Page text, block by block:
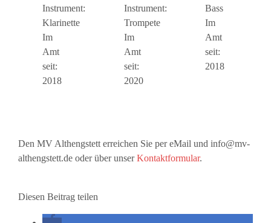
Instrument:
Klarinette
Im
Amt
seit:
2018
Instrument:
Trompete
Im
Amt
seit:
2020
Bass
Im
Amt
seit:
2018
Den MV Althengstett erreichen Sie per eMail und info@mv-
althengstett.de oder über unserKontaktformular.
Diesen Beitrag teilen